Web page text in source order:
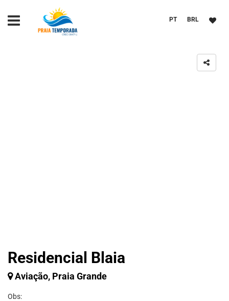
PT BRL
Residencial Blaia
Aviação, Praia Grande
Obs: